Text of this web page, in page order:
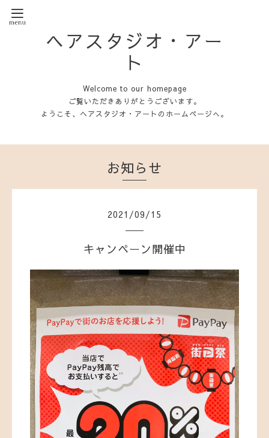
ヘアスタジオ・アー
ト
Welcome to our homepage
ご覧いただきありがとうございます。
ようこそ、ヘアスタジオ・アートのホームページへ。
お知らせ
2021 /09/15
キャンペーン開催中